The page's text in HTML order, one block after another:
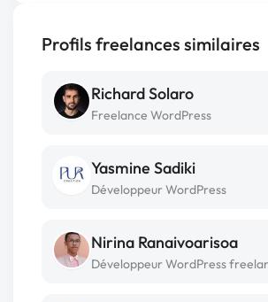
Profils freelances similaires
Richard Solaro
Freelance WordPress
Yasmine Sadiki
Développeur WordPress
Nirina Ranaivoarisoa
Développeur WordPress